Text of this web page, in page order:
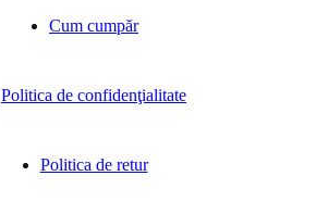
Cum cumpăr
Politica de confidenţialitate
Politica de retur